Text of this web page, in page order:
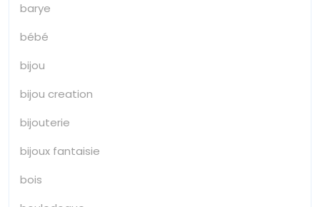
barye
bébé
bijou
bijou creation
bijouterie
bijoux fantaisie
bois